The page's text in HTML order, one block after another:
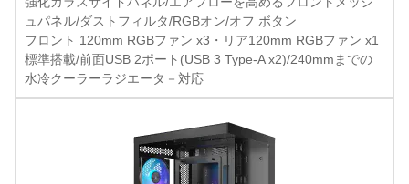
ュパネル/ダストフィルタ/RGBオン/オフ ボタン
フロント 120mm RGBファン x3・リア120mm RGBファン x1
標準搭載/前面USB 2ポート(USB 3 Type-A x2)/240mmまでの
水冷クーラーラジエータ－対応